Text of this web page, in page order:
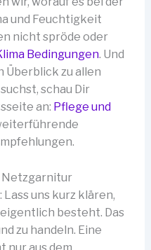
und Feuchtigkeit
nicht spröde oder
Bedingungen. Und
Überblick zu allen
schau Dir
an: Pflege und
Netzgarnitur
uns kurz klären,
besteht. Das
zu handeln. Eine
aus dem